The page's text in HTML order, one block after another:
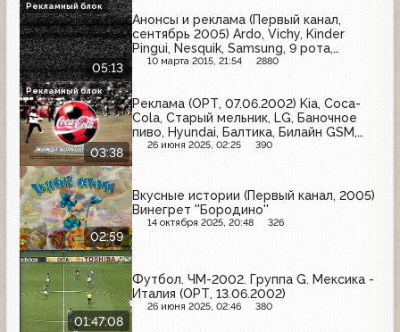
05:13
Анонсы и реклама (Первый канал,
сентябрь 2005) Ardo, Vichy, Kinder
Pingui, Nesquik, Samsung, 9 рота,
Solpadeine, Майский, Glamour, L'Oreal
10 марта 2015, 21:54 2880
Рекламный блок
03:38
Реклама (ОРТ, 07.06.2002) Kia, Coca-
Cola, Старый мельник, LG, Баночное
пиво, Hyundai, Балтика, Билайн GSM,
MasterCard
26 июня 2025, 02:25 390
Рекламный блок
02:59
Вкусные истории (Первый канал, 2005)
Винегрет ''Бородино''
14 октября 2025, 20:48 326
01:47:08
Футбол. ЧМ-2002. Группа G. Мексика -
Италия (ОРТ, 13.06.2002)
26 июня 2025, 02:46 380